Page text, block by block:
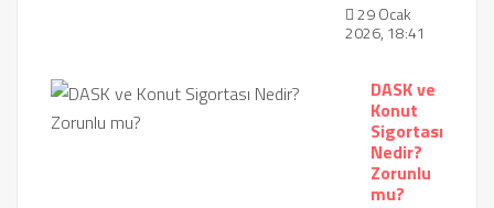
29 Ocak
2026, 18:41
DASK ve
Konut
Sigortası
Nedir?
Zorunlu
mu?